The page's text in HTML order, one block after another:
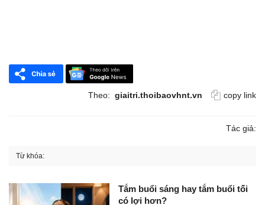
Theo: giaitri.thoibaovhnt.vn copy link
Tác giả:
Từ khóa:
Tắm buổi sáng hay tắm buổi tối
có lợi hơn?